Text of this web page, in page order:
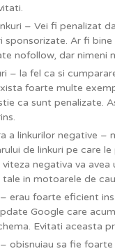
– Vei fi penalizat
sponsorizate. Ar fi bine
nofollow, dar nimeni
– la fel ca si
foarte multe
ca sunt penalizate.
a linkurilor negative –
de linkuri pe care le
negativa va avea
in motoarele de
erau foarte eficient
Google care
Evitati aceasta
obisnuiau sa fie foarte